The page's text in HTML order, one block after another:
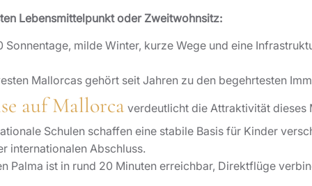
Lebensmittelpunkt oder Zweitwohnsitz:
Sonnentage, milde Winter, kurze Wege und eine
Mallorcas gehört seit Jahren zu den begehrtesten
auf Mallorca verdeutlicht die Attraktivität dieses
Schulen schaffen eine stabile Basis für Kinder
internationalen Abschluss.
Palma ist in rund 20 Minuten erreichbar, Direktflüge